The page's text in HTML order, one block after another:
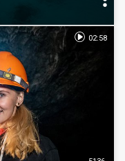
02:58